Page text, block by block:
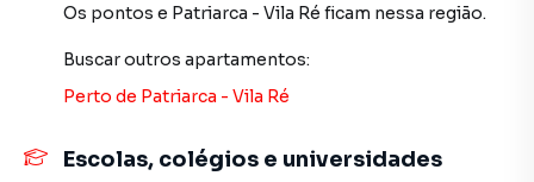
central de atendimento preparada para atender
proprietários e inquilinos.
Os pontos e Patriarca - Vila Ré ficam nessa região.
Buscar outros apartamentos:
Perto de Patriarca - Vila Ré
Escolas, colégios e universidades